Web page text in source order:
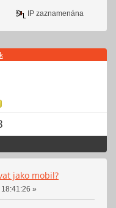
IP zaznamenána
jako mobil?
»